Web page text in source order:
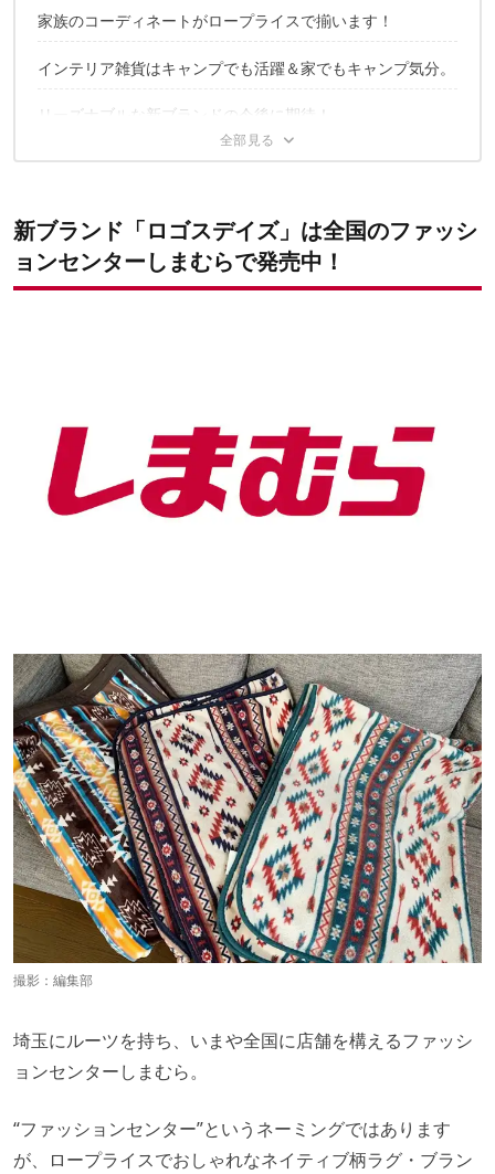
家族のコーディネートがロープライスで揃います！
インテリア雑貨はキャンプでも活躍＆家でもキャンプ気分。
リーズナブルな新ブランドの今後に期待！
新ブランド「ロゴスデイズ」は全国のファッシ
ョンセンターしまむらで発売中！
撮影：編集部
埼玉にルーツを持ち、いまや全国に店舗を構えるファッシ
ョンセンターしまむら。
“ファッションセンター”というネーミングではあります
が、ロープライスでおしゃれなネイティブ柄ラグ・ブラン